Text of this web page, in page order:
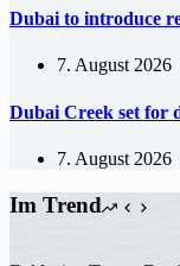
Dubai to introduce
7. August 2026
Dubai Creek set for
7. August 2026
Im Trend